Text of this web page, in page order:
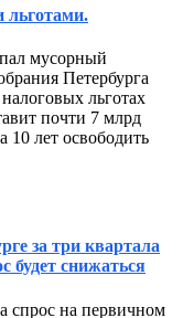
льготами.
мусорный
Петербурга
льготах
почти 7 млрд
10 лет освободить
за три квартала
будет снижаться
спрос на первичном